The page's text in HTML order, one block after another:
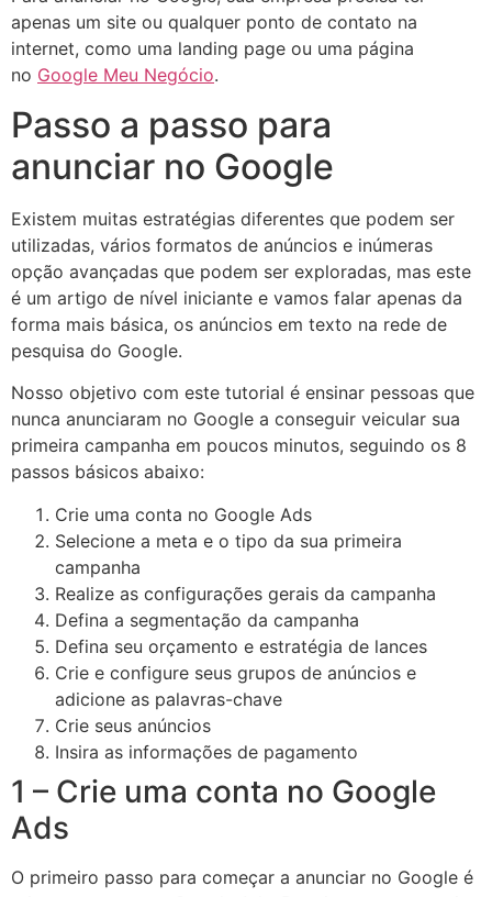
apenas um site ou qualquer ponto de contato na
internet, como uma landing page ou uma página
no Google Meu Negócio.
Passo a passo para
anunciar no Google
Existem muitas estratégias diferentes que podem ser
utilizadas, vários formatos de anúncios e inúmeras
opção avançadas que podem ser exploradas, mas este
é um artigo de nível iniciante e vamos falar apenas da
forma mais básica, os anúncios em texto na rede de
pesquisa do Google.
Nosso objetivo com este tutorial é ensinar pessoas que
nunca anunciaram no Google a conseguir veicular sua
primeira campanha em poucos minutos, seguindo os 8
passos básicos abaixo:
Crie uma conta no Google Ads
Selecione a meta e o tipo da sua primeira
campanha
Realize as configurações gerais da campanha
Defina a segmentação da campanha
Defina seu orçamento e estratégia de lances
Crie e configure seus grupos de anúncios e
adicione as palavras-chave
Crie seus anúncios
Insira as informações de pagamento
1 – Crie uma conta no Google
Ads
O primeiro passo para começar a anunciar no Google é